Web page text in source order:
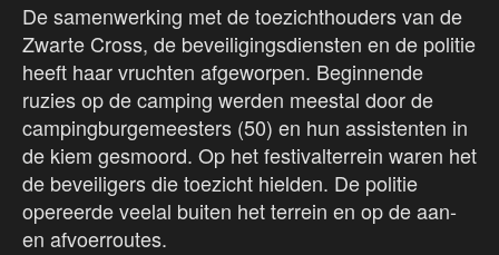
De samenwerking met de toezichthouders van de
Zwarte Cross, de beveiligingsdiensten en de politie
heeft haar vruchten afgeworpen. Beginnende
ruzies op de camping werden meestal door de
campingburgemeesters (50) en hun assistenten in
de kiem gesmoord. Op het festivalterrein waren het
de beveiligers die toezicht hielden. De politie
opereerde veelal buiten het terrein en op de aan-
en afvoerroutes.